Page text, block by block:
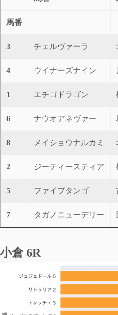
馬番
3 チェルヴァーラ
4 ウイナーズナイン
1 エチゴドラゴン
6 ナウオアネヴァー
8 メイショウナルカミ
2 ジーティースティア
5 ファイブタンゴ
7 タガノニューデリー
小倉 6R